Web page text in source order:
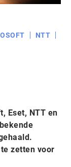
NTT
Eset, NTT en
zetten voor